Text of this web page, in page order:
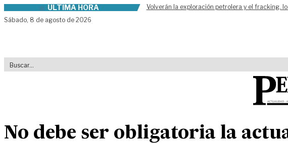
Skip to contentÚLTIMA HORA
Volverán la exploración petrolera y el fracking,
Sábado, 8 de agosto de 2026
No debe ser obligatoria la